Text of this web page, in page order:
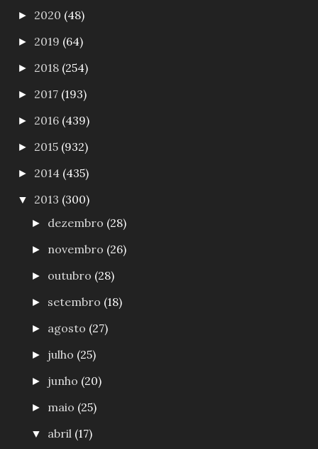
► 2020 (48)
► 2019 (64)
► 2018 (254)
► 2017 (193)
► 2016 (439)
► 2015 (932)
► 2014 (435)
▼ 2013 (300)
► dezembro (28)
► novembro (26)
► outubro (28)
► setembro (18)
► agosto (27)
► julho (25)
► junho (20)
► maio (25)
▼ abril (17)